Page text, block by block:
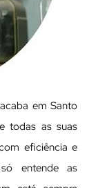
em Santo
todas as suas
eficiência e
entende as